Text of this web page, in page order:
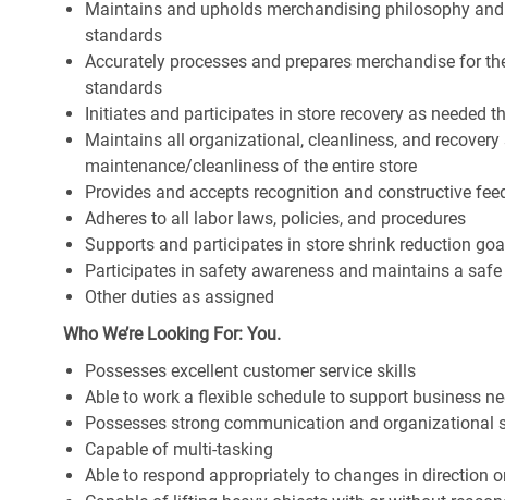
Maintains and upholds merchandising philosophy
standards
Accurately processes and prepares merchandise for
standards
Initiates and participates in store recovery as needed
Maintains all organizational, cleanliness, and
maintenance/cleanliness of the entire store
Provides and accepts recognition and constructive
Adheres to all labor laws, policies, and procedures
Supports and participates in store shrink reduction
Participates in safety awareness and maintains a
Other duties as assigned
Who We’re Looking For: You.
Possesses excellent customer service skills
Able to work a flexible schedule to support business
Possesses strong communication and organizational
Capable of multi-tasking
Able to respond appropriately to changes in direction